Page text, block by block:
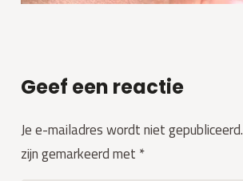
Geef een reactie
Je e-mailadres wordt niet gepubliceerd.
zijn gemarkeerd met *